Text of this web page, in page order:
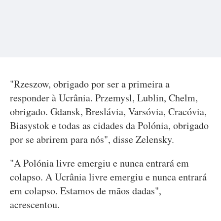
"Rzeszow, obrigado por ser a primeira a
responder à Ucrânia. Przemysl, Lublin, Chelm,
obrigado. Gdansk, Breslávia, Varsóvia, Cracóvia,
Biasystok e todas as cidades da Polónia, obrigado
por se abrirem para nós", disse Zelensky.
"A Polónia livre emergiu e nunca entrará em
colapso. A Ucrânia livre emergiu e nunca entrará
em colapso. Estamos de mãos dadas",
acrescentou.